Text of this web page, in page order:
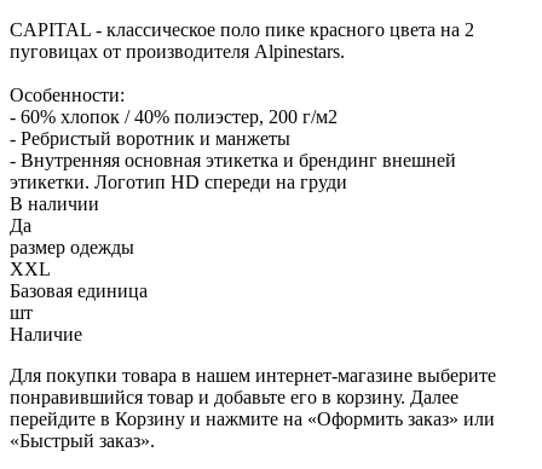
CAPITAL - классическое поло пике красного цвета на 2
пуговицах от производителя Alpinestars.
Особенности:
- 60% хлопок / 40% полиэстер, 200 г/м2
- Ребристый воротник и манжеты
- Внутренняя основная этикетка и брендинг внешней
этикетки. Логотип HD спереди на груди
В наличии
Да
размер одежды
XXL
Базовая единица
шт
Наличие
Для покупки товара в нашем интернет-магазине выберите
понравившийся товар и добавьте его в корзину. Далее
перейдите в Корзину и нажмите на «Оформить заказ» или
«Быстрый заказ».